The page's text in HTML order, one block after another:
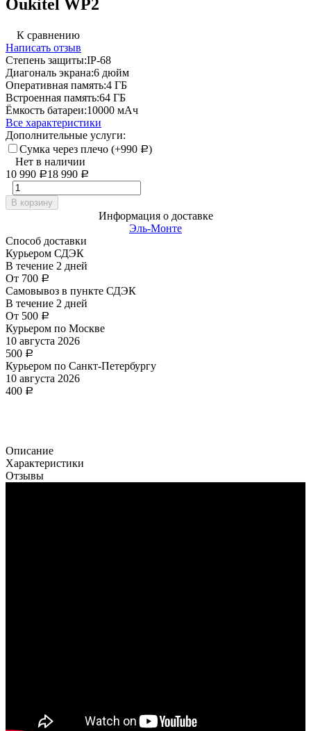
Oukitel WP2
К сравнению
Написать отзыв
Степень защиты:IP-68
Диагональ экрана:6 дюйм
Оперативная память:4 ГБ
Встроенная память:64 ГБ
Ёмкость батареи:10000 мАч
Все характеристики
Дополнительные услуги:
Сумка через плечо (+990 Р)
Нет в наличии
10 990 Р18 990 Р
В корзину
Информация о доставке
Эль-Монте
Способ доставки
Курьером СДЭК
В течение 2 дней
От 700 Р
Самовывоз в пункте СДЭК
В течение 2 дней
От 500 Р
Курьером по Москве
10 августа 2026
500 Р
Курьером по Санкт-Петербургу
10 августа 2026
400 Р
Описание
Характеристики
Отзывы